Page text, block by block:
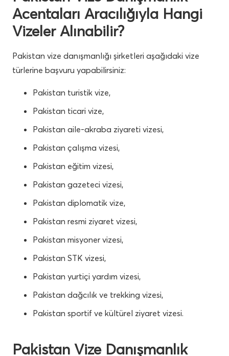
Acentaları Aracılığıyla Hangi
Vizeler Alınabilir?
Pakistan vize danışmanlığı şirketleri aşağıdaki vize
türlerine başvuru yapabilirsiniz:
Pakistan turistik vize,
Pakistan ticari vize,
Pakistan aile-akraba ziyareti vizesi,
Pakistan çalışma vizesi,
Pakistan eğitim vizesi,
Pakistan gazeteci vizesi,
Pakistan diplomatik vize,
Pakistan resmi ziyaret vizesi,
Pakistan misyoner vizesi,
Pakistan STK vizesi,
Pakistan yurtiçi yardım vizesi,
Pakistan dağcılık ve trekking vizesi,
Pakistan sportif ve kültürel ziyaret vizesi.
Pakistan Vize Danışmanlık